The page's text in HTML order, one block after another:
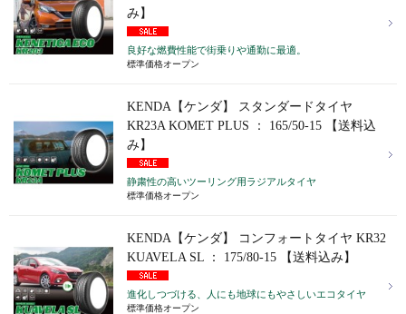
み】
良好な燃費性能で街乗りや通勤に最適。
標準価格オープン
KENDA【ケンダ】 スタンダードタイヤ
KR23A KOMET PLUS ： 165/50-15 【送料込
み】
静粛性の高いツーリング用ラジアルタイヤ
標準価格オープン
KENDA【ケンダ】 コンフォートタイヤ KR32
KUAVELA SL ： 175/80-15 【送料込み】
進化しつづける、人にも地球にもやさしいエコタイヤ
標準価格オープン